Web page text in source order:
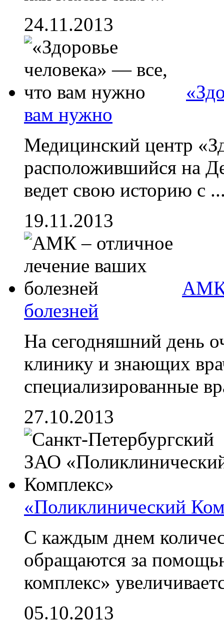
24.11.2013
вам нужно
Медицинский центр
расположившийся на
ведет свою историю с
19.11.2013
АМК
болезней
На сегодняшний день
клинику и знающих
специализированные
27.10.2013
«Поликлинический
С каждым днем
обращаются за
комплекс»
05.10.2013